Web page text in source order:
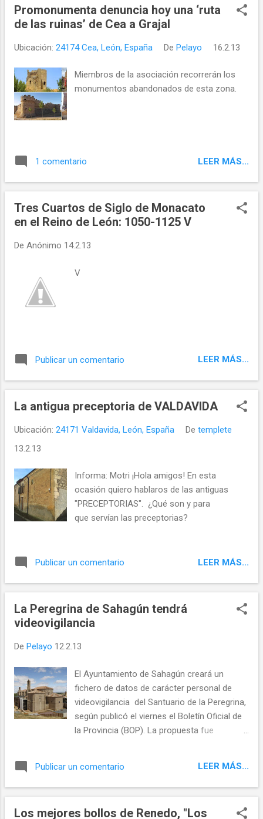
Promonumenta denuncia hoy una ‘ruta
de las ruinas’ de Cea a Grajal
Ubicación: 24174 Cea, León, España De Pelayo 16.2.13
Miembros de la asociación recorrerán los
monumentos abandonados de esta zona.
1 comentario LEER MÁS...
Tres Cuartos de Siglo de Monacato
en el Reino de León: 1050-1125 V
De Anónimo 14.2.13
V
Publicar un comentario LEER MÁS...
La antigua preceptoria de VALDAVIDA
Ubicación: 24171 Valdavida, León, España De templete
13.2.13
Informa: Motri ¡Hola amigos! En esta
ocasión quiero hablaros de las antiguas
"PRECEPTORIAS". ¿Qué son y para
que servían las preceptorias?
Publicar un comentario LEER MÁS...
La Peregrina de Sahagún tendrá
videovigilancia
De Pelayo 12.2.13
El Ayuntamiento de Sahagún creará un
fichero de datos de carácter personal de
videovigilancia del Santuario de la Peregrina,
según publicó el viernes el Boletín Oficial de
la Provincia (BOP). La propuesta fue
destaca la seguridad del santuario y su
perímetro. Fuente: Diario de León Twittear
o tablet la REVISTA DIGITAL de "El templete"
Publicar un comentario LEER MÁS...
Los mejores bollos de Renedo, "Los